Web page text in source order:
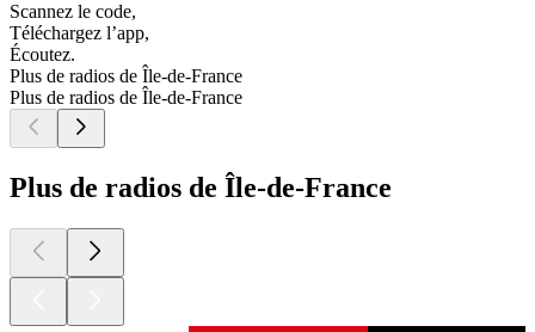
Scannez le code,
Téléchargez l’app,
Écoutez.
Plus de radios de Île-de-France
Plus de radios de Île-de-France
Plus de radios de Île-de-France